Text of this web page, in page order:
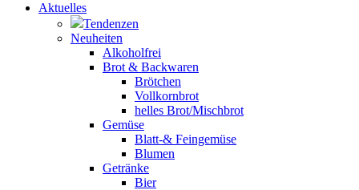
Aktuelles
Tendenzen
Neuheiten
Alkoholfrei
Brot & Backwaren
Brötchen
Vollkornbrot
helles Brot/Mischbrot
Gemüse
Blatt-& Feingemüse
Blumen
Getränke
Bier